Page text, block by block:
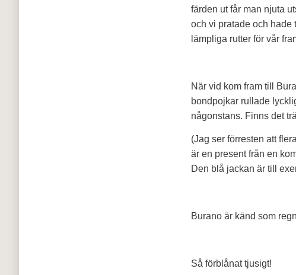
färden ut får man njuta
och vi pratade och
lämpliga rutter för vår
När vid kom fram till
bondpojkar rullade
någonstans. Finns det
(Jag ser förresten att
är en present från en
Den blå jackan är till
Burano är känd som
Så förblånat tjusigt!